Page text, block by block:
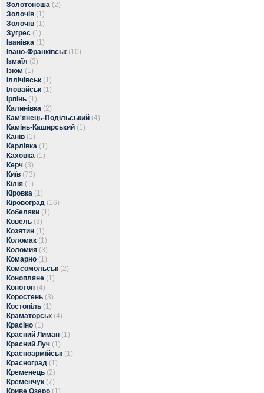
Золотоноша (2)
Золочів (1)
Золочів (1)
Зугрес (1)
Іванівка (1)
Івано-Франківськ (10)
Ізмаїл (3)
Ізюм (1)
Іллічівськ (1)
Іловайськ (1)
Ірпінь (1)
Калинівка (2)
Кам'янець-Подільський (4)
Камінь-Каширський (1)
Канів (1)
Карлівка (1)
Каховка (1)
Керч (3)
Київ (73)
Кілія (1)
Кіровка (1)
Кіровоград (16)
Кобеляки (1)
Ковель (3)
Козятин (1)
Коломак (1)
Коломия (3)
Комарно (1)
Комсомольськ (2)
Конопляне (1)
Конотоп (4)
Коростень (3)
Костопіль (1)
Краматорськ (4)
Красіно (1)
Красний Лиман (1)
Красний Луч (1)
Красноармійськ (1)
Красноград (1)
Кременець (2)
Кременчук (7)
Криве Озеро (1)